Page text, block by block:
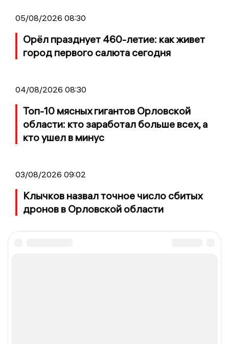
05/08/2026 08:30
Орёл празднует 460-летие: как живет
город первого салюта сегодня
04/08/2026 08:30
Топ-10 мясных гигантов Орловской
области: кто заработал больше всех, а
кто ушел в минус
03/08/2026 09:02
Клычков назвал точное число сбитых
дронов в Орловской области